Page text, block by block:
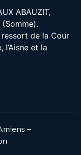
ABAUZIT,
de la Cour
l’Aisne et la
–